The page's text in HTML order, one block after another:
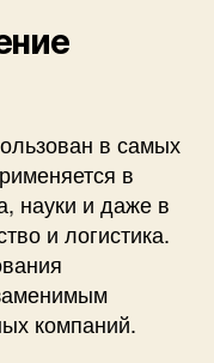
в самых
в
науки и даже в
и логистика.
компаний.